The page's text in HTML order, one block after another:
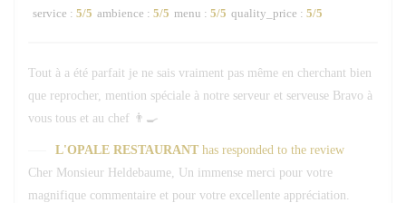
service : 5/5 ambience : 5/5 menu : 5/5 quality_price : 5/5
Tout à a été parfait je ne sais vraiment pas même en cherchant bien
que reprocher, mention spéciale à notre serveur et serveuse Bravo à
vous tous et au chef 👨‍🍳
L'OPALE RESTAURANT has responded to the review
Cher Monsieur Heldebaume, Un immense merci pour votre
magnifique commentaire et pour votre excellente appréciation.